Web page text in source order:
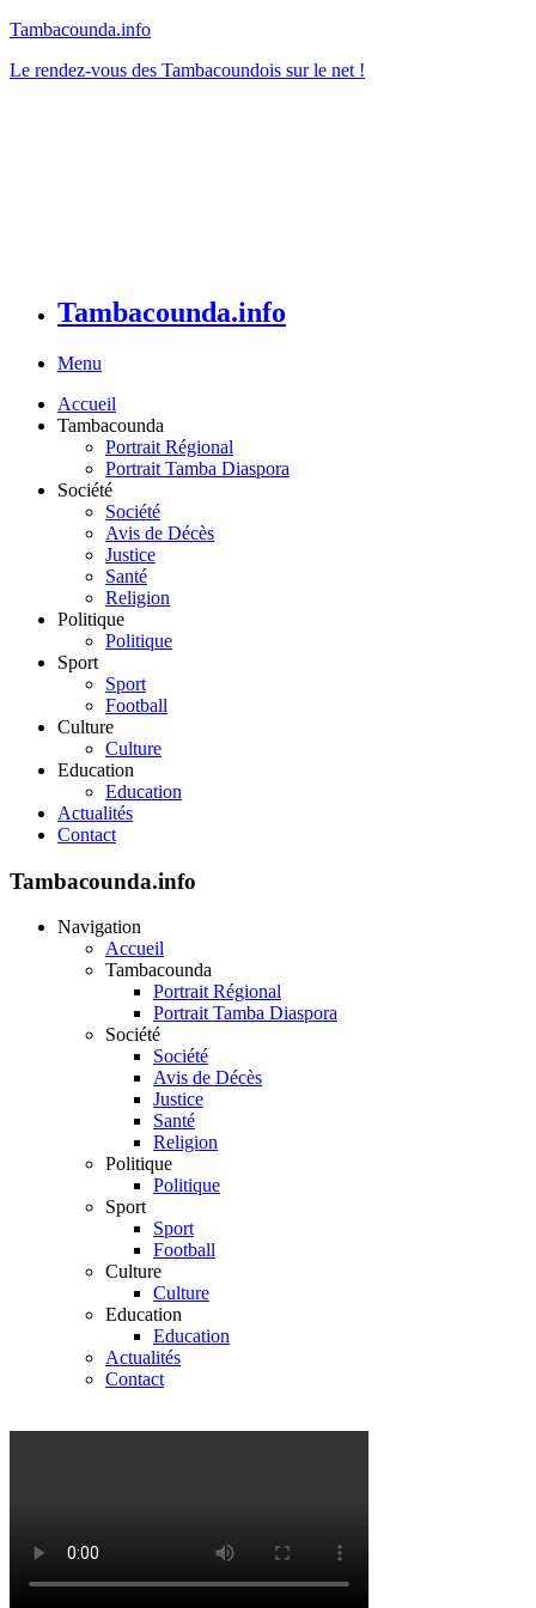
Tambacounda.info
Le rendez-vous des Tambacoundois sur le net !
Tambacounda.info
Menu
Accueil
Tambacounda
Portrait Régional
Portrait Tamba Diaspora
Société
Société
Avis de Décès
Justice
Santé
Religion
Politique
Politique
Sport
Sport
Football
Culture
Culture
Education
Education
Actualités
Contact
Tambacounda.info
Navigation
Accueil
Tambacounda
Portrait Régional
Portrait Tamba Diaspora
Société
Société
Avis de Décès
Justice
Santé
Religion
Politique
Politique
Sport
Sport
Football
Culture
Culture
Education
Education
Actualités
Contact